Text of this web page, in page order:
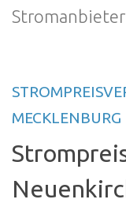
MECKLENBURG